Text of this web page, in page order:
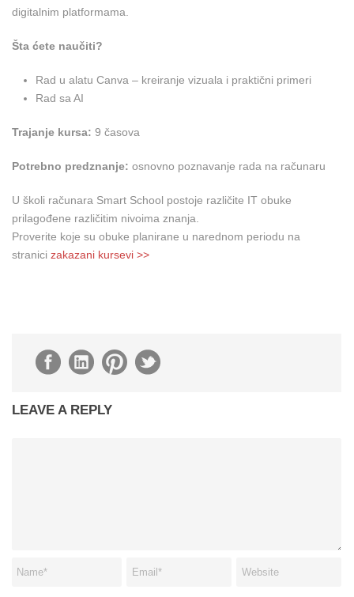
digitalnim platformama.
Šta ćete naučiti?
Rad u alatu Canva – kreiranje vizuala i praktični primeri
Rad sa AI
Trajanje kursa: 9 časova
Potrebno predznanje: osnovno poznavanje rada na računaru
U školi računara Smart School postoje različite IT obuke
prilagođene različitim nivoima znanja.
Proverite koje su obuke planirane u narednom periodu na
stranici zakazani kursevi >>
LEAVE A REPLY